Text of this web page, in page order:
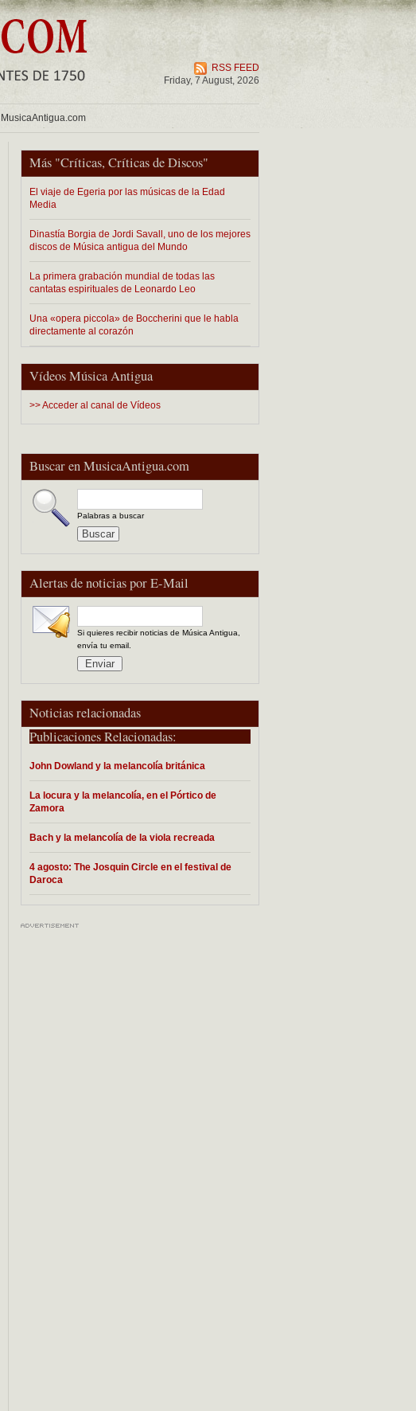
RSS FEED
Friday, 7 August, 2026
MusicaAntigua.com
Más "Críticas, Críticas de Discos"
El viaje de Egeria por las músicas de la Edad
Media
Dinastía Borgia de Jordi Savall, uno de los mejores
discos de Música antigua del Mundo
La primera grabación mundial de todas las
cantatas espirituales de Leonardo Leo
Una «opera piccola» de Boccherini que le habla
directamente al corazón
Vídeos Música Antigua
>> Acceder al canal de Vídeos
Buscar en MusicaAntigua.com
Palabras a buscar
Alertas de noticias por E-Mail
Si quieres recibir noticias de Música Antigua,
envía tu email.
Noticias relacionadas
Publicaciones Relacionadas:
John Dowland y la melancolía británica
La locura y la melancolía, en el Pórtico de
Zamora
Bach y la melancolía de la viola recreada
4 agosto: The Josquin Circle en el festival de
Daroca